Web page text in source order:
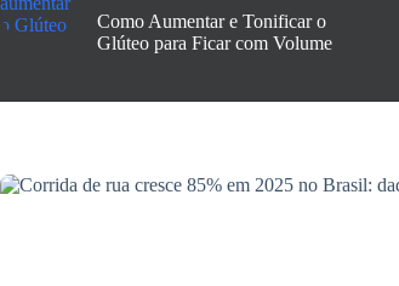
Como Aumentar e Tonificar o
Glúteo para Ficar com Volume